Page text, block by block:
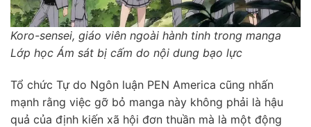
Koro-sensei, giáo viên ngoài hành tinh trong manga
Lớp học Ám sát bị cấm do nội dung bạo lực
Tổ chức Tự do Ngôn luận PEN America cũng nhấn
mạnh rằng việc gỡ bỏ manga này không phải là hậu
quả của định kiến xã hội đơn thuần mà là một động